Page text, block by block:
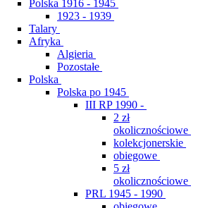
Polska 1916 - 1945
1923 - 1939
Talary
Afryka
Algieria
Pozostałe
Polska
Polska po 1945
III RP 1990 -
2 zł
okolicznościowe
kolekcjonerskie
obiegowe
5 zł
okolicznościowe
PRL 1945 - 1990